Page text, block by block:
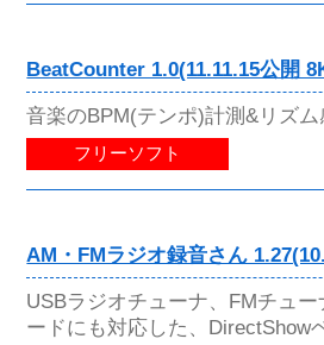
BeatCounter 1.0(11.11.15公開
音楽のBPM(テンポ)計測&リズ
フリーソフト
AM・FMラジオ録音さん
USBラジオチューナ、FMチュ
ードにも対応した、DirectShow